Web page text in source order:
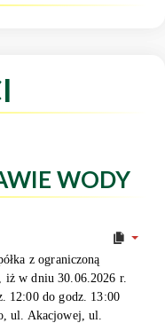
WODY
z ograniczoną
iż w dniu 30.06.2026 r.
12:00 do godz. 13:00
ul. Akacjowej, ul.